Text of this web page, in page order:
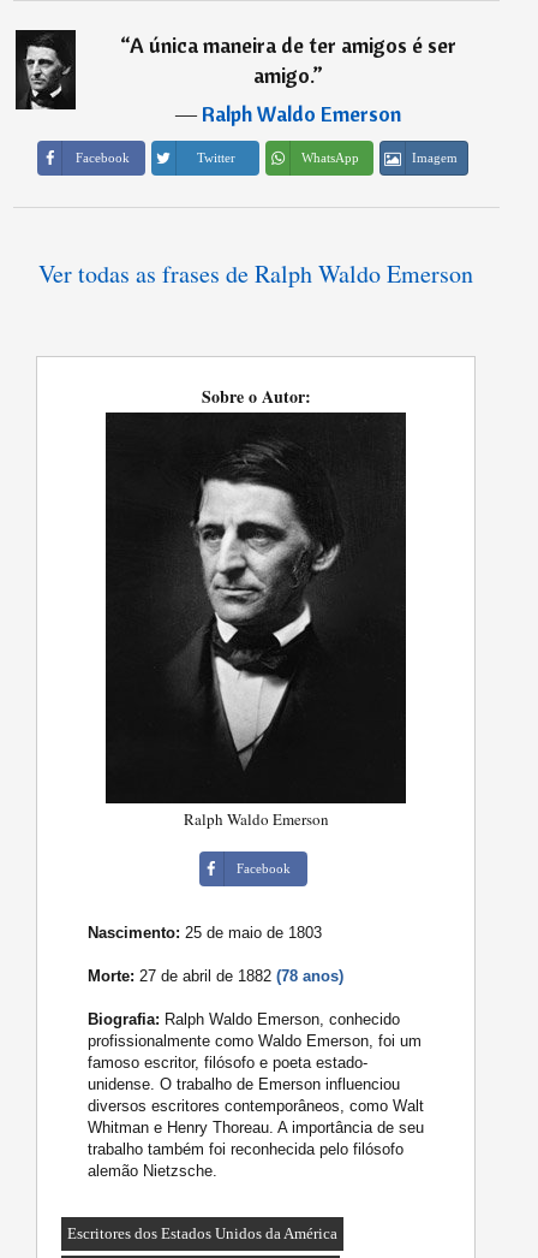
“A única maneira de ter amigos é ser
amigo.”
―Ralph Waldo Emerson
Facebook Twitter WhatsApp Imagem
Ver todas as frases de Ralph Waldo Emerson
Sobre o Autor:
Ralph Waldo Emerson
Facebook
Nascimento: 25 de maio de 1803
Morte: 27 de abril de 1882(78 anos)
Biografia: Ralph Waldo Emerson, conhecido
profissionalmente como Waldo Emerson, foi um
famoso escritor, filósofo e poeta estado-
unidense. O trabalho de Emerson influenciou
diversos escritores contemporâneos, como Walt
Whitman e Henry Thoreau. A importância de seu
trabalho também foi reconhecida pelo filósofo
alemão Nietzsche.
Escritores dos Estados Unidos da América